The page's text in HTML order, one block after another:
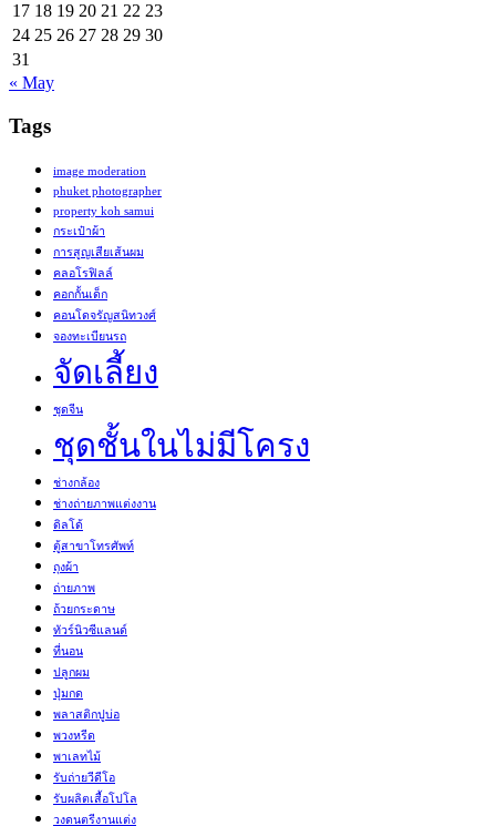
17 18 19 20 21 22 23
24 25 26 27 28 29 30
31
« May
Tags
image moderation
phuket photographer
property koh samui
กระเป๋าผ้า
การสูญเสียเส้นผม
คลอโรฟิลล์
คอกกั้นเด็ก
คอนโดจรัญสนิทวงศ์
จองทะเบียนรถ
จัดเลี้ยง
ชุดจีน
ชุดชั้นในไม่มีโครง
ช่างกล้อง
ช่างถ่ายภาพแต่งงาน
ดิลโด้
ตู้สาขาโทรศัพท์
ถุงผ้า
ถ่ายภาพ
ถ้วยกระดาษ
ทัวร์นิวซีแลนด์
ที่นอน
ปลูกผม
ปุ่มกด
พลาสติกปูบ่อ
พวงหรีด
พาเลทไม้
รับถ่ายวีดีโอ
รับผลิตเสื้อโปโล
วงดนตรีงานแต่ง